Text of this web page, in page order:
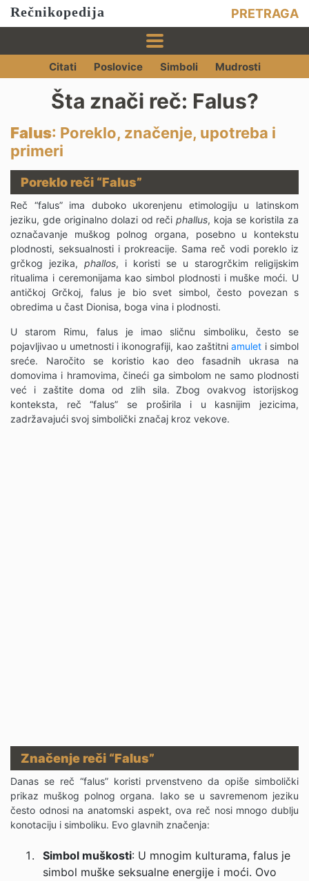
Rečnikopedija PRETRAGA
Citati Poslovice Simboli Mudrosti
Šta znači reč: Falus?
Falus: Poreklo, značenje, upotreba i
primeri
Poreklo reči “Falus”
Reč “falus” ima duboko ukorenjenu etimologiju u latinskom
jeziku, gde originalno dolazi od rečiphallus, koja se koristila za
označavanje muškog polnog organa, posebno u kontekstu
plodnosti, seksualnosti i prokreacije. Sama reč vodi poreklo iz
grčkog jezika, phallos, i koristi se u starogrčkim religijskim
ritualima i ceremonijama kao simbol plodnosti i muške moći. U
antičkoj Grčkoj, falus je bio svet simbol, često povezan s
obredima u čast Dionisa, boga vina i plodnosti.
U starom Rimu, falus je imao sličnu simboliku, često se
pojavljivao u umetnosti i ikonografiji, kao zaštitniamulet i simbol
sreće. Naročito se koristio kao deo fasadnih ukrasa na
domovima i hramovima, čineći ga simbolom ne samo plodnosti
već i zaštite doma od zlih sila. Zbog ovakvog istorijskog
konteksta, reč “falus” se proširila i u kasnijim jezicima,
zadržavajući svoj simbolički značaj kroz vekove.
Značenje reči “Falus”
Danas se reč “falus” koristi prvenstveno da opiše simbolički
prikaz muškog polnog organa. Iako se u savremenom jeziku
često odnosi na anatomski aspekt, ova reč nosi mnogo dublju
konotaciju i simboliku. Evo glavnih značenja:
Simbol muškosti: U mnogim kulturama, falus je
simbol muške seksualne energije i moći. Ovo